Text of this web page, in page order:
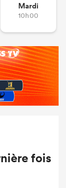
Mardi
10h00
fois